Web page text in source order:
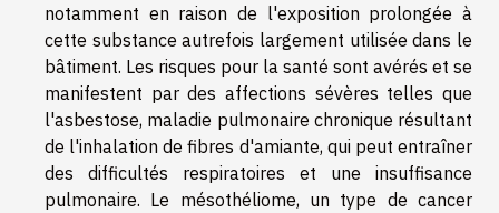
notamment en raison de l'exposition prolongée à
cette substance autrefois largement utilisée dans le
bâtiment. Les risques pour la santé sont avérés et se
manifestent par des affections sévères telles que
l'asbestose, maladie pulmonaire chronique résultant
de l'inhalation de fibres d'amiante, qui peut entraîner
des difficultés respiratoires et une insuffisance
pulmonaire. Le mésothéliome, un type de cancer